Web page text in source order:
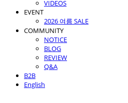
VIDEOS
EVENT
2026 여름 SALE
COMMUNITY
NOTICE
BLOG
REVIEW
Q&A
B2B
English